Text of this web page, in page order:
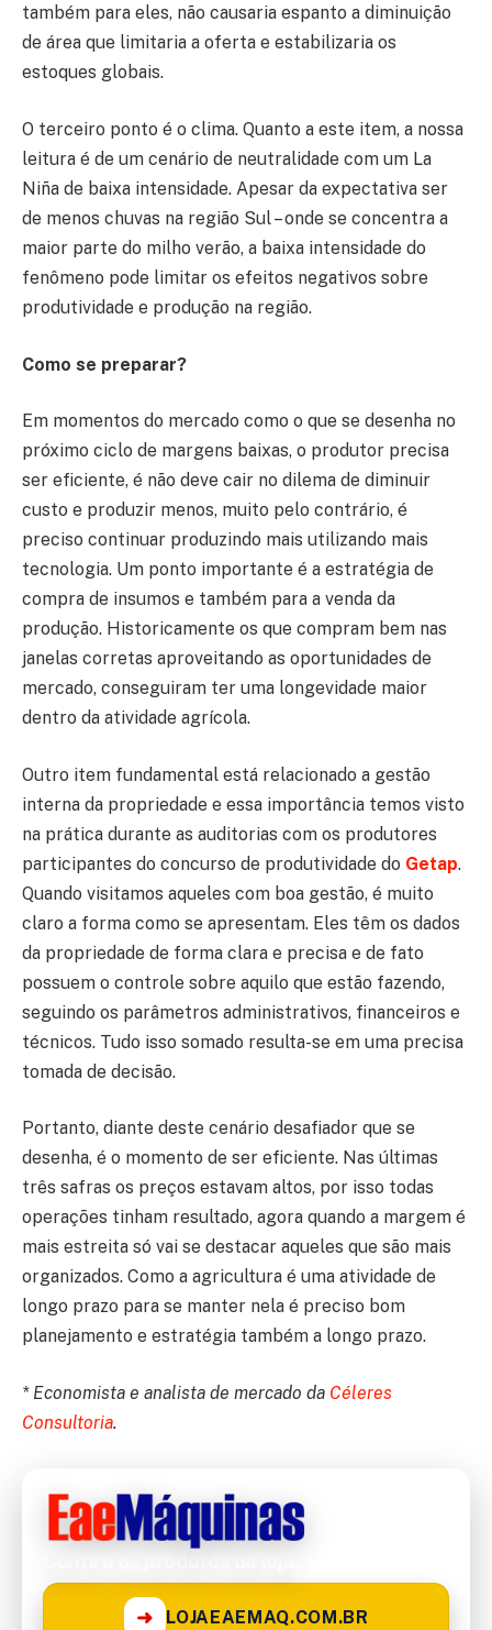
também para eles, não causaria espanto a diminuição
de área que limitaria a oferta e estabilizaria os
estoques globais.
O terceiro ponto é o clima. Quanto a este item, a nossa
leitura é de um cenário de neutralidade com um La
Niña de baixa intensidade. Apesar da expectativa ser
de menos chuvas na região Sul – onde se concentra a
maior parte do milho verão, a baixa intensidade do
fenômeno pode limitar os efeitos negativos sobre
produtividade e produção na região.
Como se preparar?
Em momentos do mercado como o que se desenha no
próximo ciclo de margens baixas, o produtor precisa
ser eficiente, é não deve cair no dilema de diminuir
custo e produzir menos, muito pelo contrário, é
preciso continuar produzindo mais utilizando mais
tecnologia. Um ponto importante é a estratégia de
compra de insumos e também para a venda da
produção. Historicamente os que compram bem nas
janelas corretas aproveitando as oportunidades de
mercado, conseguiram ter uma longevidade maior
dentro da atividade agrícola.
Outro item fundamental está relacionado a gestão
interna da propriedade e essa importância temos visto
na prática durante as auditorias com os produtores
participantes do concurso de produtividade do Getap.
Quando visitamos aqueles com boa gestão, é muito
claro a forma como se apresentam. Eles têm os dados
da propriedade de forma clara e precisa e de fato
possuem o controle sobre aquilo que estão fazendo,
seguindo os parâmetros administrativos, financeiros e
técnicos. Tudo isso somado resulta-se em uma precisa
tomada de decisão.
Portanto, diante deste cenário desafiador que se
desenha, é o momento de ser eficiente. Nas últimas
três safras os preços estavam altos, por isso todas
operações tinham resultado, agora quando a margem é
mais estreita só vai se destacar aqueles que são mais
organizados. Como a agricultura é uma atividade de
longo prazo para se manter nela é preciso bom
planejamento e estratégia também a longo prazo.
* Economista e analista de mercado da Céleres
Consultoria.
➜ LOJAEAEMAQ.COM.BR